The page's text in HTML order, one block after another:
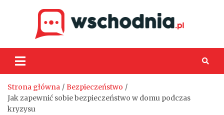
Strona główna
Bezpieczeństwo
Jak zapewnić sobie bezpieczeństwo w domu podczas
kryzysu